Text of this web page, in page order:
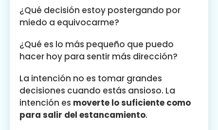
¿Qué decisión estoy postergando por
miedo a equivocarme?
¿Qué es lo más pequeño que puedo
hacer hoy para sentir más dirección?
La intención no es tomar grandes
decisiones cuando estás ansioso. La
intención es moverte lo suficiente como
para salir del estancamiento.